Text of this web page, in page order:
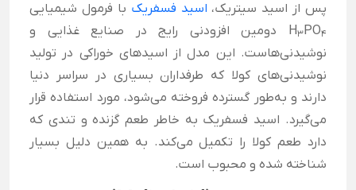
پس از اسید سیتریک، اسید فسفریک با فرمول شیمیایی
H3PO4
دومین افزودنی رایج در صنایع غذایی و
نوشیدنی‌هاست. این مدل از اسیدهای خوراکی در تولید
نوشیدنی‌های کولا که طرفداران بسیاری در سراسر دنیا
دارند و به‌طور گسترده فروخته می‌شود، مورد استفاده قرار
می‌گیرد. اسید فسفریک به خاطر طعم گزنده و تندی که
دارد طعم کولا را تکمیل می‌کند. به همین دلیل بسیار
شناخته شده و محبوب است.